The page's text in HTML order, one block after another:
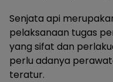
Senjata api
pelaksanaan tugas
yang sifat dan
perlu adanya
teratur.